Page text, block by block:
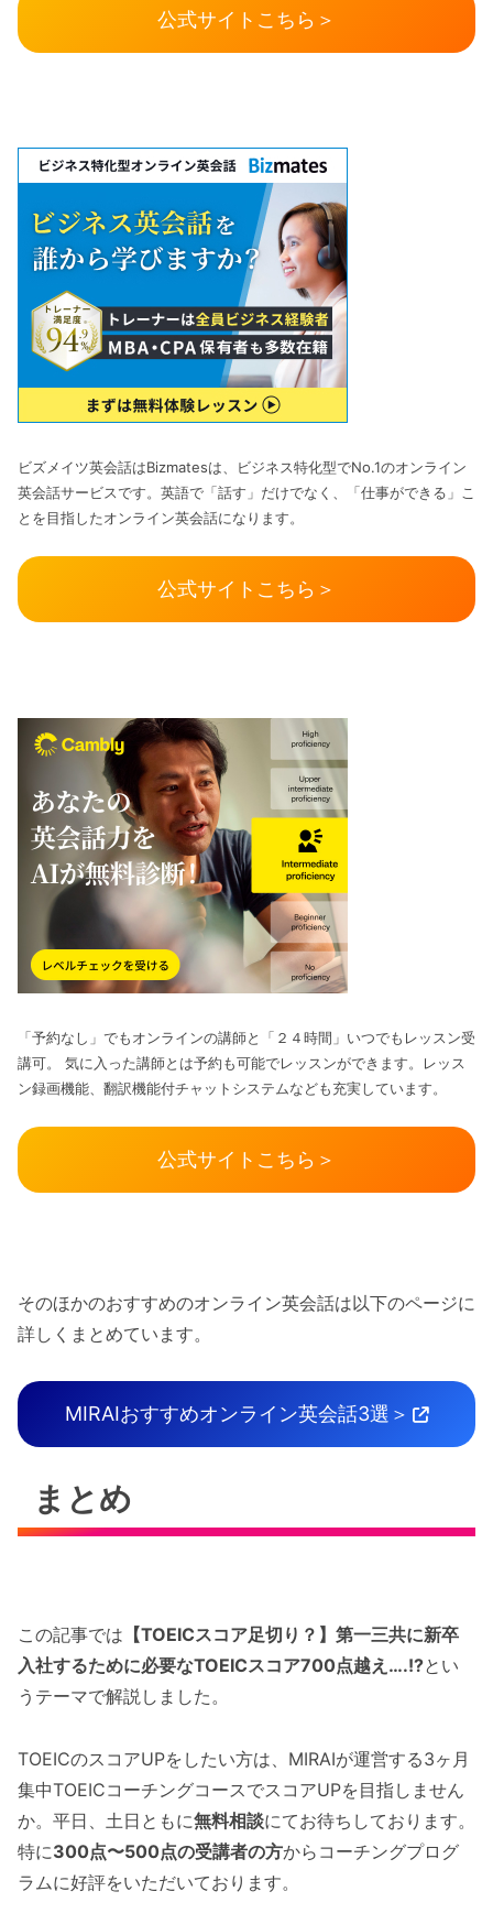
公式サイトこちら＞
ビズメイツ英会話はBizmatesは、ビジネス特化型でNo.1のオンライン
英会話サービスです。英語で「話す」だけでなく、「仕事ができる」こ
とを目指したオンライン英会話になります。
公式サイトこちら＞
「予約なし」でもオンラインの講師と「２４時間」いつでもレッスン受
講可。 気に入った講師とは予約も可能でレッスンができます。レッス
ン録画機能、翻訳機能付チャットシステムなども充実しています。
公式サイトこちら＞
そのほかのおすすめのオンライン英会話は以下のページに
詳しくまとめています。
MIRAIおすすめオンライン英会話3選＞
まとめ
この記事では 【TOEICスコア足切り？】第一三共に新卒
入社するために必要なTOEICスコア700点越え….!?とい
うテーマで解説しました。
TOEICのスコアUPをしたい方は、MIRAIが運営する3ヶ月
集中TOEICコーチングコースでスコアUPを目指しません
か。平日、土日ともに無料相談にてお待ちしております。
特に300点〜500点の受講者の方からコーチングプログ
ラムに好評をいただいております。